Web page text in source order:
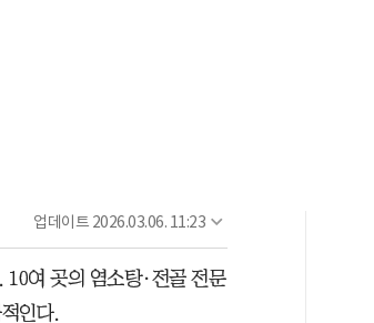
업데이트 2026.03.06. 11:23
10여 곳의 염소탕·전골 전문
인다.